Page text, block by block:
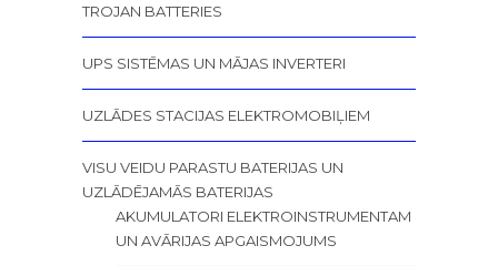
TROJAN BATTERIES
UPS SISTĒMAS UN MĀJAS INVERTERI
UZLĀDES STACIJAS ELEKTROMOBIĻIEM
VISU VEIDU PARASTU BATERIJAS UN
UZLĀDĒJAMĀS BATERIJAS
AKUMULATORI ELEKTROINSTRUMENTAM
UN AVĀRIJAS APGAISMOJUMS